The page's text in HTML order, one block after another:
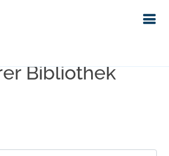
im Bestand
Bibliothek